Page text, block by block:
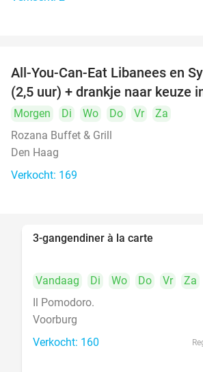
food
food
All-You-Can-Eat Libanees en
(2,5 uur) + drankje naar keuze
Morgen Di Wo Do Vr
Za
Rozana Buffet & Grill
Den Haag
Verkocht: 169
3-gangendiner à la carte
Vandaag Di Wo Do Vr
Za
Il Pomodoro.
Voorburg
Verkocht: 160